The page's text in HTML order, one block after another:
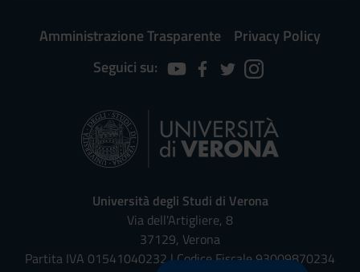
Amministrazione Trasparente
Privacy Policy
Seguici su:
Università degli Studi di Verona
Via dell'Artigliere, 8
37129, Verona
Partita IVA 01541040232 | Codice Fiscale 93009870234